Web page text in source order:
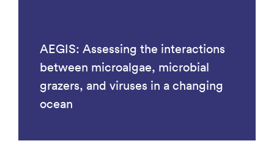
AEGIS: Assessing the interactions
between microalgae, microbial
grazers, and viruses in a changing
ocean